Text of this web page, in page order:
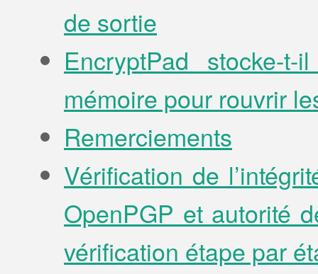
de sortie
EncryptPad stocke-
mémoire pour rouvrir
Remerciements
Vérification de
OpenPGP et autorité
vérification étape par